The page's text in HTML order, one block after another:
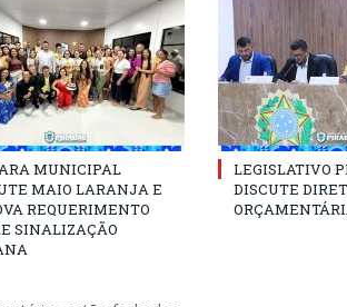
MUNICIPAL
MAIO LARANJA E
REQUERIMENTO
SINALIZAÇÃO
LEGISLATIVO
DISCUTE